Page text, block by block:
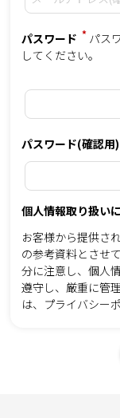
パスワード * パス
してください。
パスワード(確認用)
個人情報取り扱い
お客様から提供さ
の参考資料とさせ
分に注意し、個人
遵守し、厳重に管
は、 プライバシー